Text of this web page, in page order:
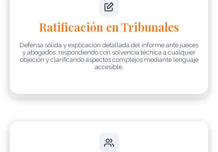
Ratificación en Tribunales
Defensa sólida y explicación detallada del informe ante jueces
y abogados, respondiendo con solvencia técnica a cualquier
objeción y clarificando aspectos complejos mediante lenguaje
accesible.